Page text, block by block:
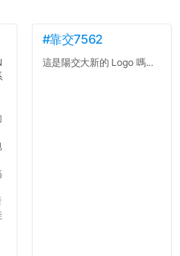
#靠交7562
這是陽交大新的 Logo 嗎...